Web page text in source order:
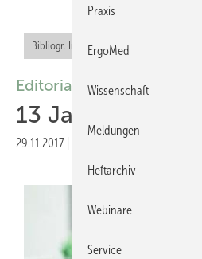
Bibliogr. Info (RIS)
Editorial
13 Jahre “Return
29.11.2017
Praxis
ErgoMed
Wissenschaft
Meldungen
Heftarchiv
Webinare
Service